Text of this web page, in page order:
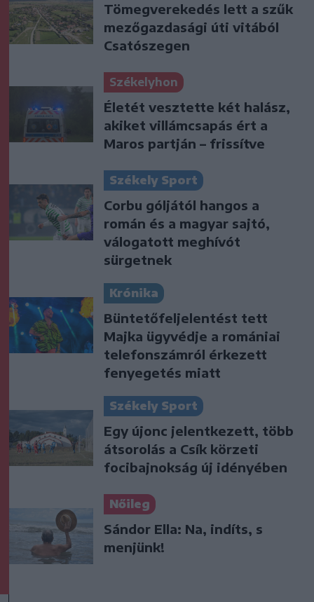
Tömegverekedés lett a szűk
mezőgazdasági úti vitából
Csatószegen
Székelyhon
Életét vesztette két halász,
akiket villámcsapás ért a
Maros partján – frissítve
Székely Sport
Corbu góljától hangos a
román és a magyar sajtó,
válogatott meghívót
sürgetnek
Krónika
Büntetőfeljelentést tett
Majka ügyvédje a romániai
telefonszámról érkezett
fenyegetés miatt
Székely Sport
Egy újonc jelentkezett, több
átsorolás a Csík körzeti
focibajnokság új idényében
Nőileg
Sándor Ella: Na, indíts, s
menjünk!